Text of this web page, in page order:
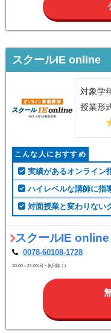
スクールIE online
対象学
授業形
こんな人におすすめ
実績があるオンライン
ハイレベルな講師に指
対面授業と変わりない
スクールIE online
0078-60108-1728
10:00～21:00(日・祝日除く)